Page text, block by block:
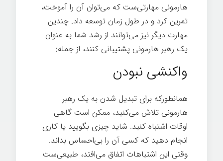
هارمونی مهارتی‌ست که می‌توان آن را آموخت،
تمرین کرد و در طول زمان توسعه داد. چندین
مهارت دیگر نیز می‌توانند از رشد شما به عنوان
یک رهبر هارمونی پشتیبانی کنند، از جمله:
واکنشی نبودن
همانطورکه برای تبدیل شدن به یک رهبر
هارمونی تلاش می‌کنید، ممکن است گاهی
اوقات اشتباه کنید. شاید چیزی بگویید یا کاری
انجام دهید که کسی آن را بی‌احساس بداند.
وقتی این اشتباهات اتفاق می‌افتد، طبیعی‌ست